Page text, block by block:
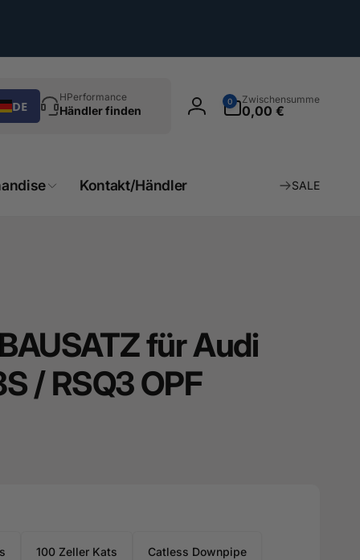
DE
HPerformance
Händler finden Einloggen
0
Artikel
Zwischensumme
0,00 €
Kontakt/Händler SALE
für Audi
/ RSQ3 OPF
100 Zeller Kats Catless Downpipe